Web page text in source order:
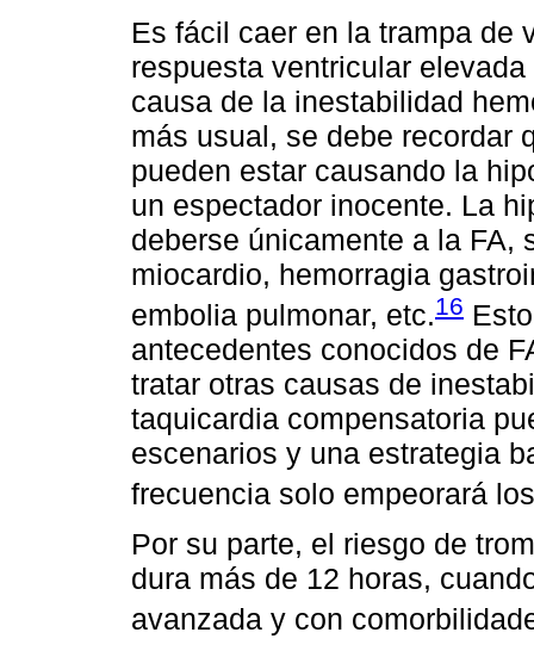
Es fácil caer en la trampa de
respuesta ventricular
causa de la inestabilidad
más usual, se debe recordar
pueden estar causando la
un espectador inocente. La
deberse únicamente a la FA,
miocardio, hemorragia
embolia pulmonar, etc.16
antecedentes conocidos de
tratar otras causas de
taquicardia compensatoria
escenarios y una estrategia
frecuencia solo empeorará
Por su parte, el riesgo de
dura más de 12 horas,
avanzada y con